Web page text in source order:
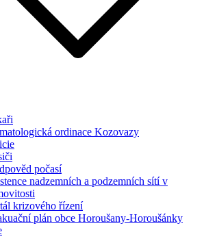
ordinace Kozovazy
počasí
nadzemních a podzemních sítí v
krizového řízení
plán obce Horoušany-Horoušánky